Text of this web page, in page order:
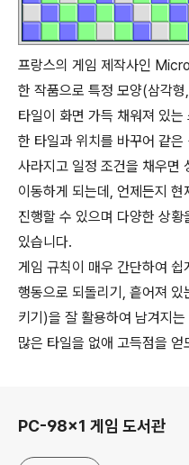
프랑스의 게임 제작사인
한 작품으로 특정 모양(삼각
타일이 화면 가득 채워져 있
한 타일과 위치를 바꾸어 같
사라지고 일정 조건을 채우면
이동하게 되는데, 언제든지
진행할 수 있으며 다양한 상
있습니다.
게임 규칙이 매우 간단하여
행동으로 되돌리기, 흩어져 있
키기)을 잘 활용하여 남겨지
많은 타일을 없애 고득점을
PC-98x1 게임 도서관